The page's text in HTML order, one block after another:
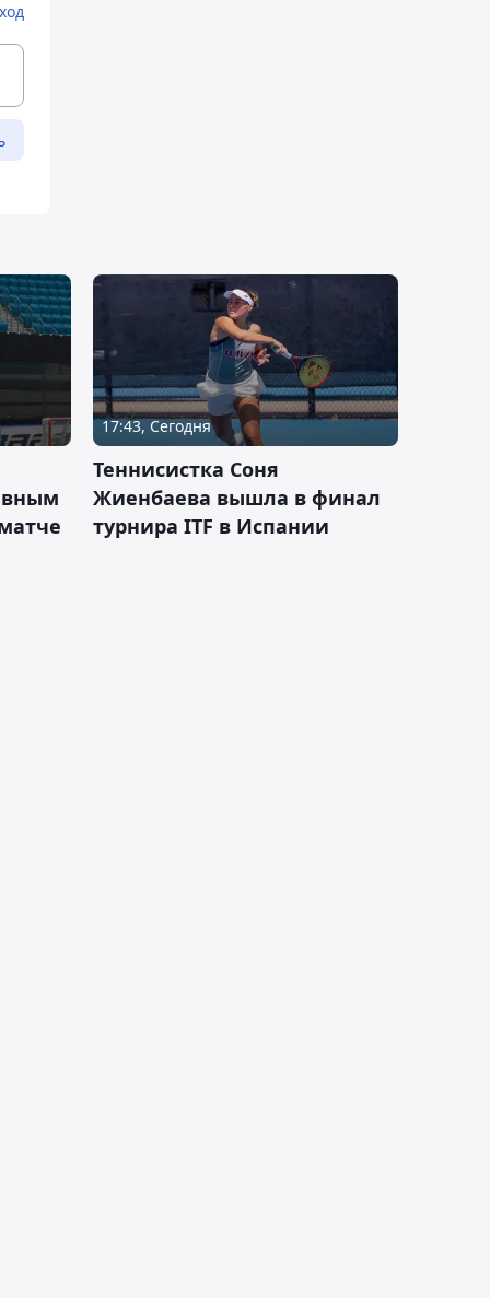
17:43, Сегодня
Теннисистка Соня
Жиенбаева вышла в финал
турнира ITF в Испании